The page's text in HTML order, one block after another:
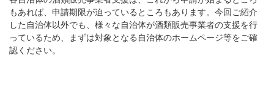
もあれば、申請期限が迫っているところもあります。今回ご紹介
した自治体以外でも、様々な自治体が酒類販売事業者の支援を行
っているため、まずは対象となる自治体のホームページ等をご確
認ください。